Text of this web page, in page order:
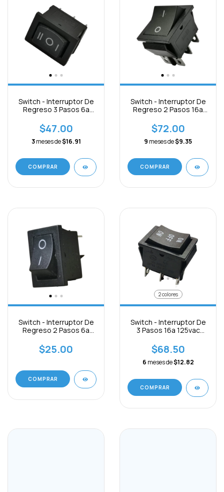
Switch - Interruptor De
Regreso 3 Pasos 6a
$47.00
3 meses de$16.91
COMPRAR
Switch - Interruptor De
Regreso 2 Pasos 16a
$72.00
9 meses de$9.35
COMPRAR
Switch - Interruptor De
Regreso 2 Pasos 6a
$25.00
COMPRAR
2 colores
Switch - Interruptor De
3 Pasos 16a 125vac
$68.50
6 meses de$12.82
COMPRAR